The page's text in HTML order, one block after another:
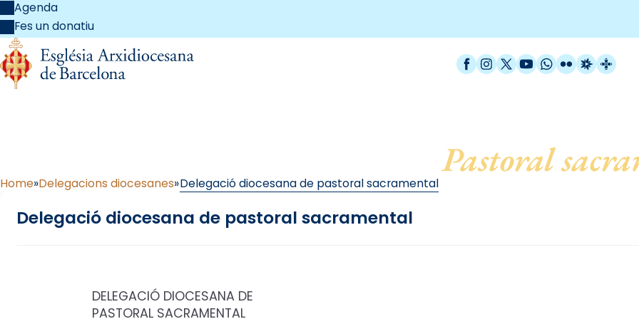
Agenda
Fes un donatiu
Facebook
Instagram
X / Twitter
YouTube
WhatsApp
FlickrRadio
Delegació diocesana dePastoral
Home Delegacions diocesanes Delegació diocesana de pastoral sacramental
Delegació diocesana de pastoral sacramental
DELEGACIÓ DIOCESANA DE
PASTORAL SACRAMENTAL